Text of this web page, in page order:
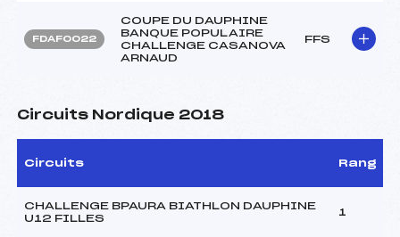
FDAF0022
COUPE DU DAUPHINE
BANQUE POPULAIRE
CHALLENGE CASANOVA
ARNAUD
FFS
Circuits Nordique 2018
Circuits Rang
CHALLENGE BPAURA BIATHLON DAUPHINE
U12 FILLES
1